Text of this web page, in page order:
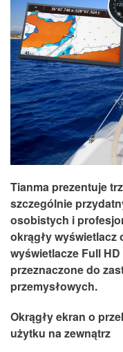
Tianma prezentuje
szczególnie
osobistych i
okrągły wyświetlacz
wyświetlacze Full
przeznaczone do
przemysłowych.
Okrągły ekran o
użytku na zewnątrz